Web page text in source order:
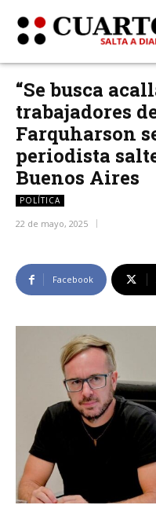
“Se busca
trabajadores
Farquharson
periodista
Buenos Aires
POLÍTICA
22 de mayo, 2025
Facebook